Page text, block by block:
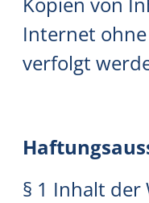
Internet
verfolgt
§ 1 Inhalt der